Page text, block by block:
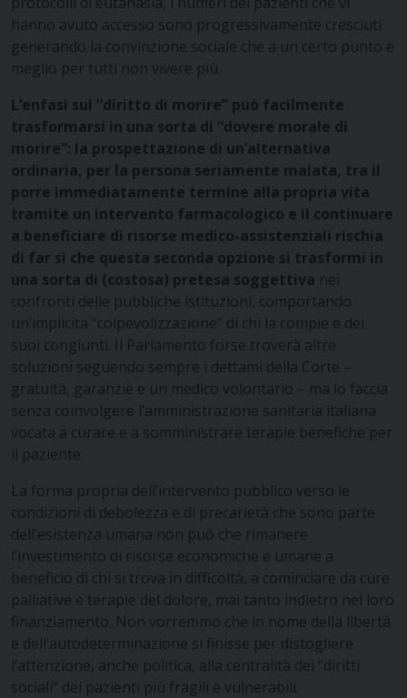
hanno avuto accesso sono progressivamente cresciuti
generando la convinzione sociale che a un certo punto è
meglio per tutti non vivere più.
L’enfasi sul “diritto di morire” può facilmente
trasformarsi in una sorta di “dovere morale di
morire”: la prospettazione di un’alternativa
ordinaria, per la persona seriamente malata, tra il
porre immediatamente termine alla propria vita
tramite un intervento farmacologico e il continuare
a beneficiare di risorse medico-assistenziali rischia
di far sì che questa seconda opzione si trasformi in
una sorta di (costosa) pretesa soggettiva nei
confronti delle pubbliche istituzioni, comportando
un’implicita “colpevolizzazione” di chi la compie e dei
suoi congiunti. Il Parlamento forse troverà altre
soluzioni seguendo sempre i dettami della Corte –
gratuità, garanzie e un medico volontario – ma lo faccia
senza coinvolgere l’amministrazione sanitaria italiana
vocata a curare e a somministrare terapie benefiche per
il paziente.
La forma propria dell’intervento pubblico verso le
condizioni di debolezza e di precarietà che sono parte
dell’esistenza umana non può che rimanere
l’investimento di risorse economiche e umane a
beneficio di chi si trova in difficoltà, a cominciare da cure
palliative e terapie del dolore, mai tanto indietro nel loro
finanziamento. Non vorremmo che in nome della libertà
e dell’autodeterminazione si finisse per distogliere
l’attenzione, anche politica, alla centralità dei “diritti
sociali” dei pazienti più fragili e vulnerabili.